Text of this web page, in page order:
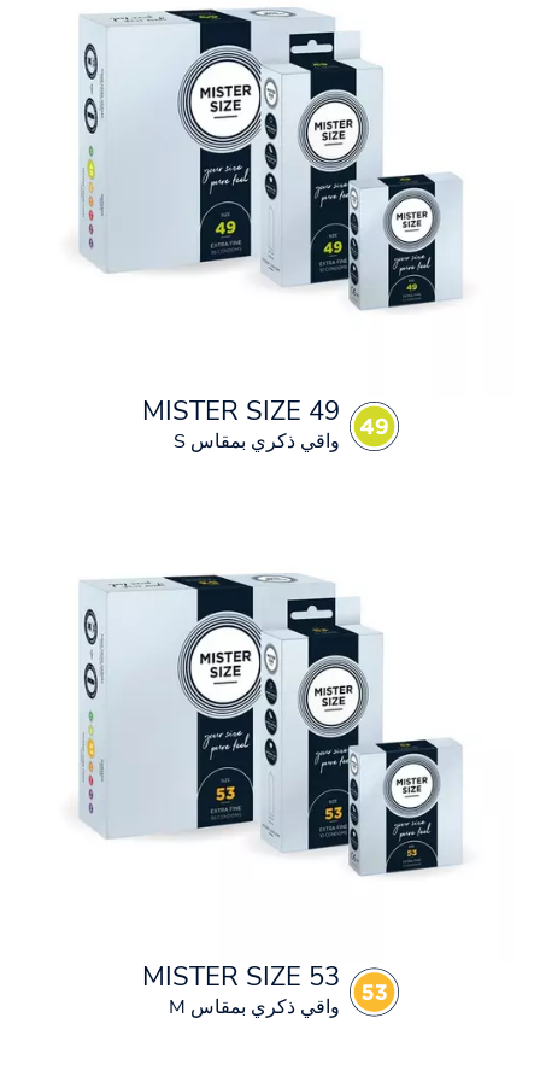
MISTER SIZE 49
واقي ذكري بمقاس S
MISTER SIZE 53
واقي ذكري بمقاس M